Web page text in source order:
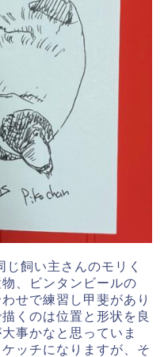
飼い主さんのモリく
、ビンタンビールの
せで練習し甲斐があり
くのは位置と形状を良
事かなと思っていま
ッチになりますが、そ